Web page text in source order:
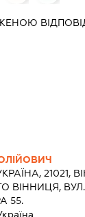
21021,
ВІННИЦЯ,
55.